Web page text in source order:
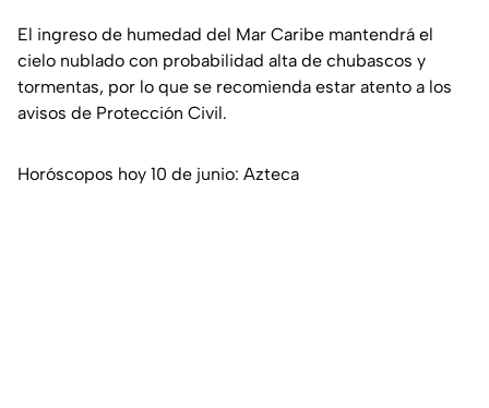
El ingreso de humedad del Mar Caribe mantendrá el
cielo nublado con probabilidad alta de chubascos y
tormentas, por lo que se recomienda estar atento a los
avisos de Protección Civil.
Horóscopos hoy 10 de junio: Azteca